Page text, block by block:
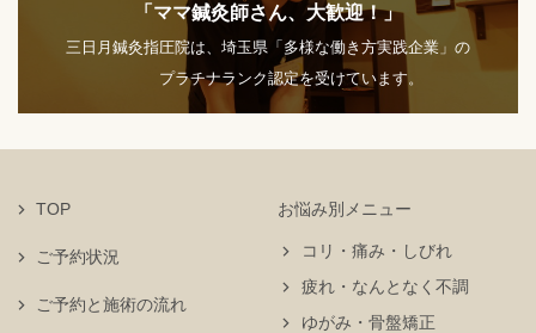
「ママ鍼灸師さん、大歓迎！」
三日月鍼灸指圧院は、埼玉県「多様な働き方実践企業」の
プラチナランク認定を受けています。
TOP
ご予約状況
お悩み別メニュー
コリ・痛み・しびれ
疲れ・なんとなく不調
ゆがみ・骨盤矯正
ご予約と施術の流れ